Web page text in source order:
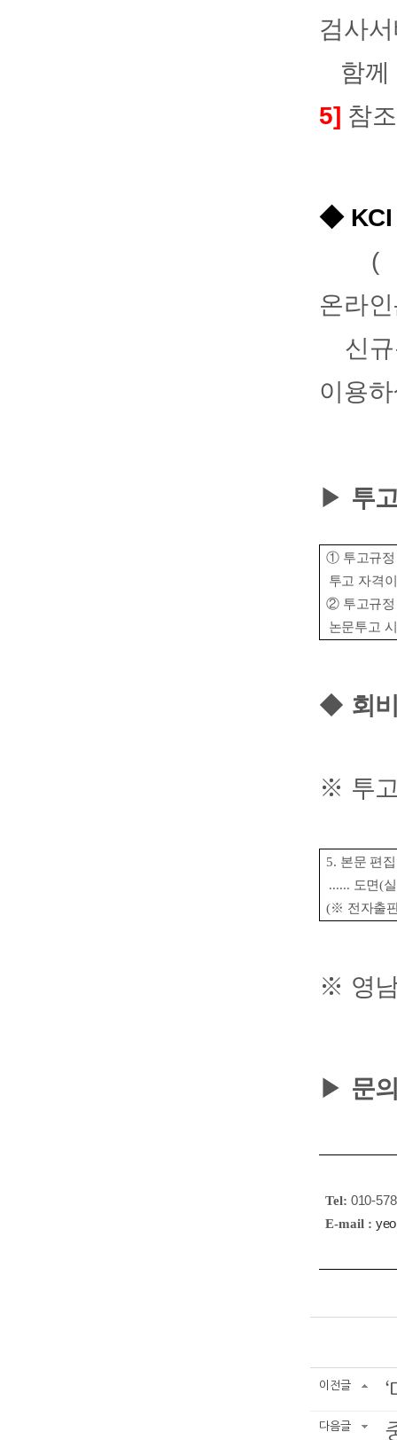
검사
함
5] 참
◆ KCI
(
온라
신
이용
▶ 투
① 투고규
투고 자격
② 투고규
논문투고
◆ 회
※ 투
5. 본문 편집
...... 도면(
(※ 전자출
※ 영
▶ 문
Tel: 010-
E-mail :
이전글
다음글